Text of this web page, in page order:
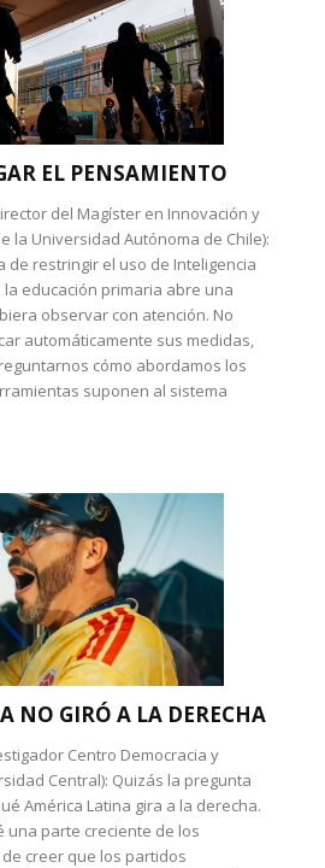
EL PENSAMIENTO
del Magíster en Innovación y
la Universidad Autónoma de Chile):
de restringir el uso de Inteligencia
educación primaria abre una
observar con atención. No
automáticamente sus medidas,
cómo abordamos los
suponen al sistema
NO GIRÓ A LA DERECHA
Centro Democracia y
Central): Quizás la pregunta
América Latina gira a la derecha.
una parte creciente de los
creer que los partidos